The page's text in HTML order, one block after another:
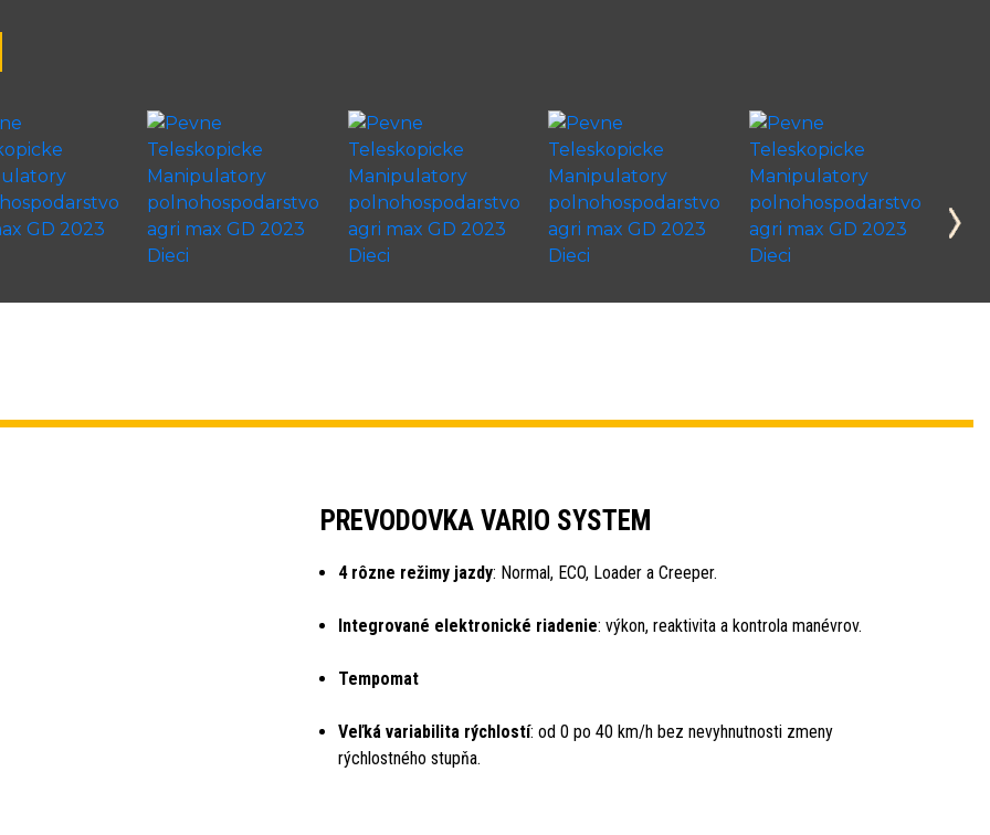
PREVODOVKA VARIO SYSTEM
4 rôzne režimy jazdy: Normal, ECO, Loader a Creeper.
Integrované elektronické riadenie: výkon, reaktivita a kontrola manévrov.
Tempomat
Veľká variabilita rýchlostí: od 0 po 40 km/h bez nevyhnutnosti zmeny
rýchlostného stupňa.